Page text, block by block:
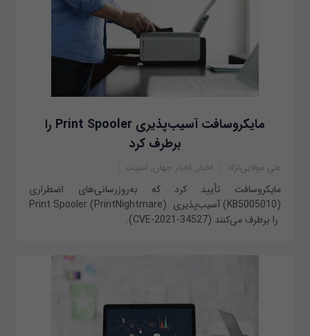
مایکروسافت آسیب‌پذیری Print Spooler را
برطرف کرد
علی مولایی‌نژاد اخبار, اخبار جهان, امنیت
مایکروسافت تأیید کرد که به‌روزرسانی‌های اضطراری
(KB5005010) آسیب‌پذیری Print Spooler (PrintNightmare)
را برطرف می‌کنند (CVE-2021-34527).